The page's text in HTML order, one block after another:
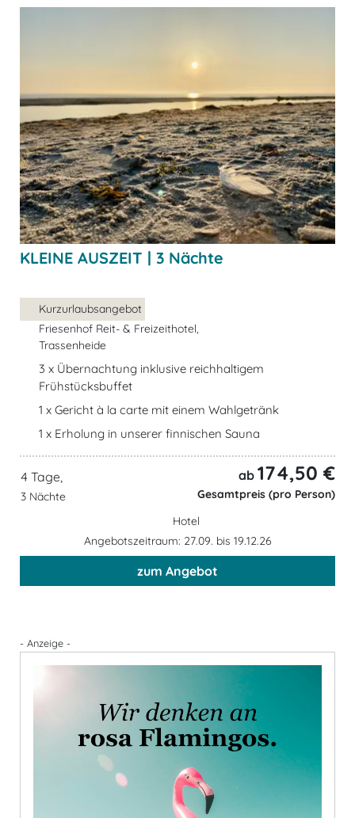
KLEINE AUSZEIT | 3 Nächte
Kurzurlaubsangebot
Friesenhof Reit- & Freizeithotel,
Trassenheide
3 x Übernachtung inklusive reichhaltigem
Frühstücksbuffet
1 x Gericht à la carte mit einem Wahlgetränk
1 x Erholung in unserer finnischen Sauna
4 Tage,
3 Nächte
ab 174,50 €
Gesamtpreis (pro Person)
Hotel
Angebotszeitraum: 27.09. bis 19.12.26
zum Angebot
- Anzeige -